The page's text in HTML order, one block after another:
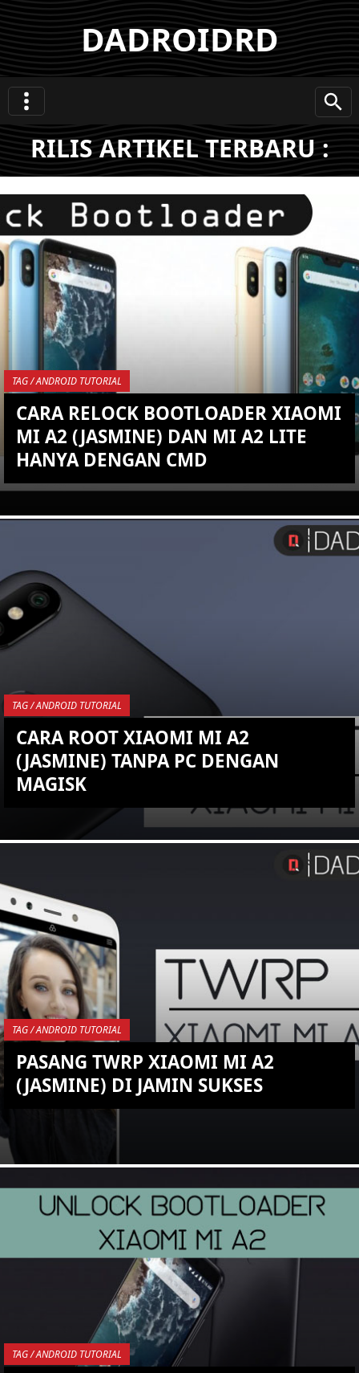
DADROIDRD
RILIS ARTIKEL TERBARU :
TAG / ANDROID TUTORIAL
CARA RELOCK BOOTLOADER XIAOMI
MI A2 (JASMINE) DAN MI A2 LITE
HANYA DENGAN CMD
TAG / ANDROID TUTORIAL
CARA ROOT XIAOMI MI A2
(JASMINE) TANPA PC DENGAN
MAGISK
YOU ARE VIEWING MOST
RECENT POST
TAG / ANDROID TUTORIAL
PASANG TWRP XIAOMI MI A2
(JASMINE) DI JAMIN SUKSES
KEMBALI KE ATAS
YOU ARE VIEWING MOST
RECENT POST
TAG / ANDROID TUTORIAL